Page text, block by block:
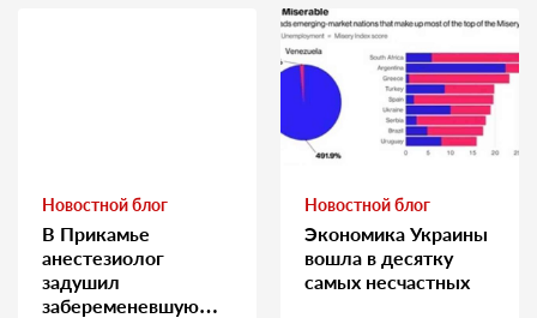
Новостной блог
В Прикамье
анестезиолог
задушил
забеременевшую
Новостной блог
Экономика Украины
вошла в десятку
самых несчастных